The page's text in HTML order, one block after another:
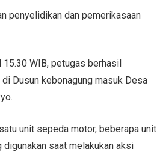
penyelidikan dan pemerikasaan
WIB, petugas berhasil
Dusun kebonagung masuk Desa
unit sepeda motor, beberapa unit
saat melakukan aksi